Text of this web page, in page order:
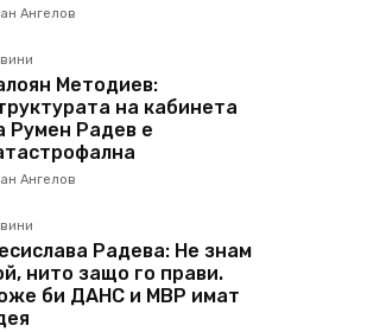
Ангелов
Методиев:
на кабинета
Румен Радев е
Ангелов
Радева: Не знам
нито защо го прави.
би ДАНС и МВР имат